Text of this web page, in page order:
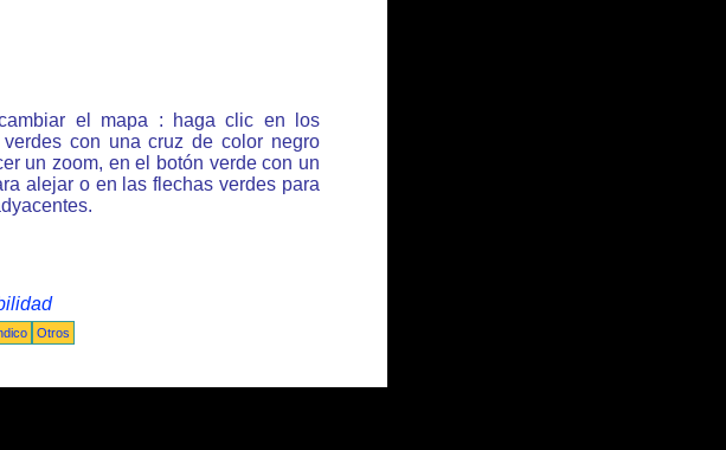
el mapa : haga clic en los
verdes con una cruz de color negro
un zoom, en el botón verde con un
alejar o en las flechas verdes para
Otros